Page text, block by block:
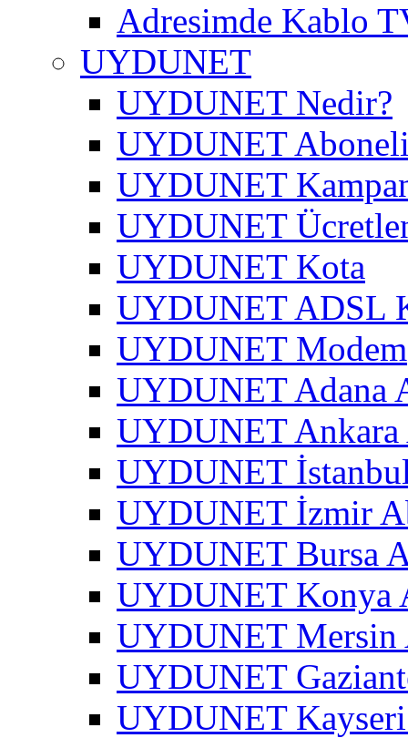
Adresimde Kablo
UYDUNET
UYDUNET Nedir?
UYDUNET
UYDUNET
UYDUNET
UYDUNET Kota
UYDUNET ADSL
UYDUNET Modem
UYDUNET Adana
UYDUNET
UYDUNET
UYDUNET İzmir
UYDUNET Bursa
UYDUNET Konya
UYDUNET Mersin
UYDUNET
UYDUNET